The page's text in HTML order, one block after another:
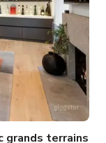
grands terrains